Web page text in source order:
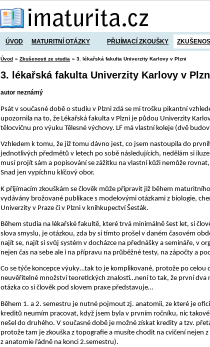
ÚVOD MATURITNÍ OTÁZKY PŘIJÍMACÍ ZKOUŠKY
Úvod » Zkušenosti ze studia » 3. lékařská fakulta Univerzity Karlovy v Plzni
3. lékařská fakulta Univerzity Karlovy v
autor neznámý
Psát v současné době o studiu v Plzni zdá se mi trošku pikantní
upozornila na to, že Lékařská fakulta v Plzni je půdou Univerzity
tělocvičnu pro výuku Tělesné výchovy. LF má vlastní koleje (dvě
Vzhledem k tomu, že již tomu dávno jest, co jsem nastoupila do
jednotlivých předmětů v letech po sobě následujících, nedělám si
musí projít sám a popisování se zážitku na vlastní kůži nemůže
Snad jen vypíchnu klíčový obor.
K přijímacím zkouškám se člověk může připravit již během
vydávány brožované publikace s modelovými otázkami z biologie,
Univerzity v Praze či v Plzni v knihkupectví Šesták.
Během studia na lékařské fakultě, které trvá minimálně šest let, si
slova smyslu, je otázkou, zda by si tímto prošel v daném časovém
najít se, najít si svůj systém v docházce na přednášky a semináře, v
nejen čas na sebe ale i na přípravu na průběžné testy, na zápočty a
Co se týče koncepce výuky…tak to je komplikované, protože po
neuvěřitelné množství teoretických znalostí…není to tak, že první
otázka co si člověk pod slovem praxe představuje…
Během 1. a 2. semestru je nutné pojmout zj. anatomii, ze které je
kreditů neumím pracovat, když jsem byla v prvním ročníku, nic
nešel do druhého. V současné době je možné získat kredity a tzv.
protože tam je zkouška z topografie a musíte chodit na cvičení nejen
z anatomie řádně na konci 2.semestru).